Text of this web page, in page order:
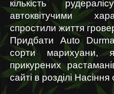
кількість
автоквітучими
спростили життя
Придбати Auto
сорти марихуани,
прикурених
сайті в розділі